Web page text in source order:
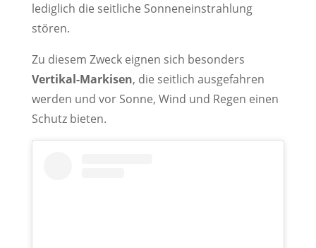
lediglich die seitliche Sonneneinstrahlung
stören.
Zu diesem Zweck eignen sich besonders
Vertikal-Markisen, die seitlich ausgefahren
werden und vor Sonne, Wind und Regen einen
Schutz bieten.